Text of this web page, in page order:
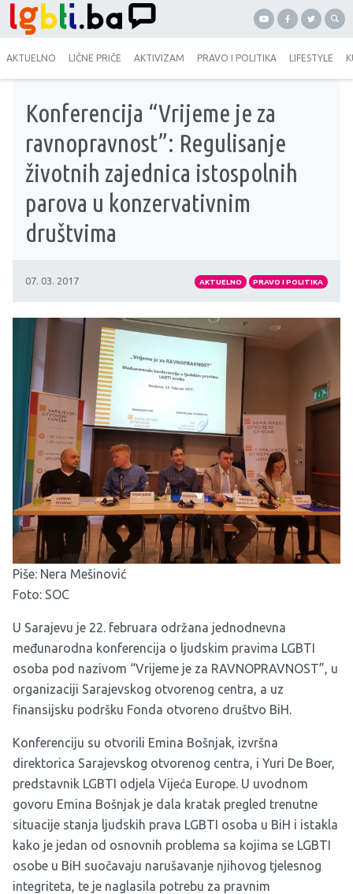
AKTUELNO LIČNE PRIČE AKTIVIZAM PRAVO I POLITIKA LIFESTYLE
Konferencija “Vrijeme je za
ravnopravnost”: Regulisanje
životnih zajednica istospolnih
parova u konzervativnim
društvima
07. 03. 2017 AKTUELNO PRAVO I POLITIKA
Piše: Nera Mešinović
Foto: SOC
U Sarajevu je 22. februara održana jednodnevna
međunarodna konferencija o ljudskim pravima LGBTI
osoba pod nazivom “Vrijeme je za RAVNOPRAVNOST”, u
organizaciji Sarajevskog otvorenog centra, a uz
finansijsku podršku Fonda otvoreno društvo BiH.
Konferenciju su otvorili Emina Bošnjak, izvršna
direktorica Sarajevskog otvorenog centra, i Yuri De Boer,
predstavnik LGBTI odjela Vijeća Europe. U uvodnom
govoru Emina Bošnjak je dala kratak pregled trenutne
situacije stanja ljudskih prava LGBTI osoba u BiH i istakla
kako je jedan od osnovnih problema sa kojima se LGBTI
osobe u BiH suočavaju narušavanje njihovog tjelesnog
integriteta, te je naglasila potrebu za pravnim